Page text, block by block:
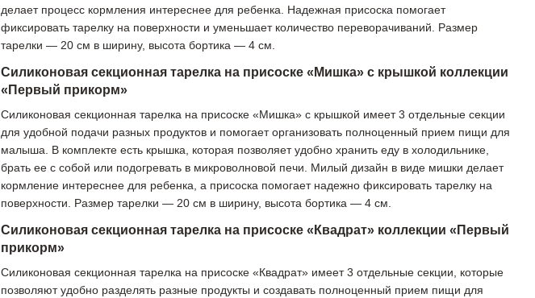
делает процесс кормления интереснее для ребенка. Надежная присоска помогает
фиксировать тарелку на поверхности и уменьшает количество переворачиваний. Размер
тарелки — 20 см в ширину, высота бортика — 4 см.
Силиконовая секционная тарелка на присоске «Мишка» с крышкой коллекции
«Первый прикорм»
Силиконовая секционная тарелка на присоске «Мишка» с крышкой имеет 3 отдельные секции
для удобной подачи разных продуктов и помогает организовать полноценный прием пищи для
малыша. В комплекте есть крышка, которая позволяет удобно хранить еду в холодильнике,
брать ее с собой или подогревать в микроволновой печи. Милый дизайн в виде мишки делает
кормление интереснее для ребенка, а присоска помогает надежно фиксировать тарелку на
поверхности. Размер тарелки — 20 см в ширину, высота бортика — 4 см.
Силиконовая секционная тарелка на присоске «Квадрат» коллекции «Первый
прикорм»
Силиконовая секционная тарелка на присоске «Квадрат» имеет 3 отдельные секции, которые
позволяют удобно разделять разные продукты и создавать полноценный прием пищи для